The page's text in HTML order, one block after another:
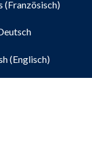
(Französisch)
(Englisch)